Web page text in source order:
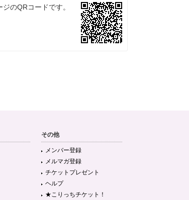
ジのQRコードです。
その他
メンバー登録
メルマガ登録
チケットプレゼント
ヘルプ
★こりっちチケット！